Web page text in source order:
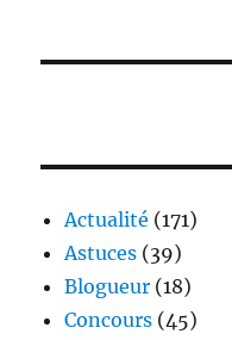
Actualité (171)
Astuces (39)
Blogueur (18)
Concours (45)